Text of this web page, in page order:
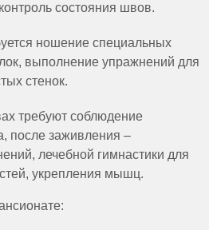
состояния швов.
ношение специальных
выполнение упражнений для
стенок.
требуют соблюдение
после заживления –
лечебной гимнастики для
укрепления мышц.